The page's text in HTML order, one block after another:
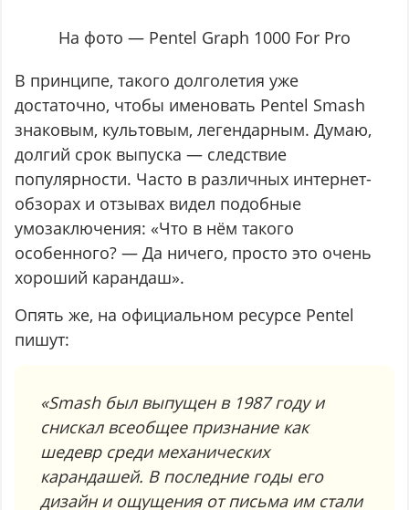
На фото — Pentel Graph 1000 For Pro
В принципе, такого долголетия уже
достаточно, чтобы именовать Pentel Smash
знаковым, культовым, легендарным. Думаю,
долгий срок выпуска — следствие
популярности. Часто в различных интернет-
обзорах и отзывах видел подобные
умозаключения: «Что в нём такого
особенного? — Да ничего, просто это очень
хороший карандаш».
Опять же, на официальном ресурсе Pentel
пишут:
«Smash был выпущен в 1987 году и
снискал всеобщее признание как
шедевр среди механических
карандашей. В последние годы его
дизайн и ощущения от письма им стали